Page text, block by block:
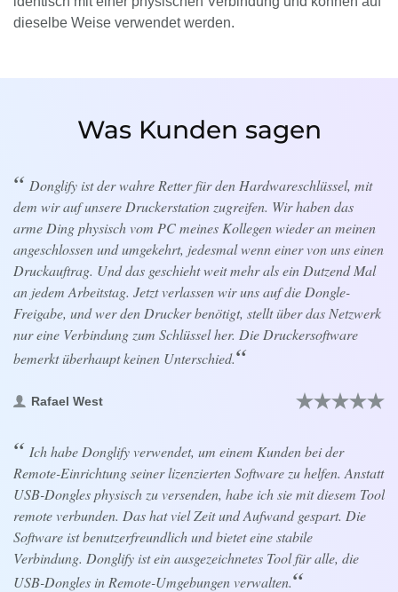
dieselbe Weise verwendet werden.
Was Kunden sagen
Donglify ist der wahre Retter für den Hardwareschlüssel, mit
dem wir auf unsere Druckerstation zugreifen. Wir haben das
arme Ding physisch vom PC meines Kollegen wieder an meinen
angeschlossen und umgekehrt, jedesmal wenn einer von uns einen
Druckauftrag. Und das geschieht weit mehr als ein Dutzend Mal
an jedem Arbeitstag. Jetzt verlassen wir uns auf die Dongle-
Freigabe, und wer den Drucker benötigt, stellt über das Netzwerk
nur eine Verbindung zum Schlüssel her. Die Druckersoftware
bemerkt überhaupt keinen Unterschied.
Rafael West
Ich habe Donglify verwendet, um einem Kunden bei der
Remote-Einrichtung seiner lizenzierten Software zu helfen. Anstatt
USB-Dongles physisch zu versenden, habe ich sie mit diesem Tool
remote verbunden. Das hat viel Zeit und Aufwand gespart. Die
Software ist benutzerfreundlich und bietet eine stabile
Verbindung. Donglify ist ein ausgezeichnetes Tool für alle, die
USB-Dongles in Remote-Umgebungen verwalten.